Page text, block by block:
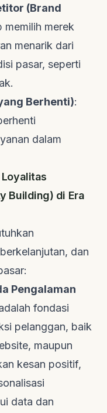
(Brand
memilih merek
menarik dari
pasar, seperti
.
Berhenti):
dalam
Building) di Era
dan
Pengalaman
fondasi
pelanggan, baik
, maupun
kesan positif,
data dan